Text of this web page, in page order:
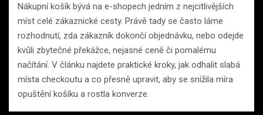
Nákupní košík bývá na e-shopech jedním z nejcitlivějších
míst celé zákaznické cesty. Právě tady se často láme
rozhodnutí, zda zákazník dokončí objednávku, nebo odejde
kvůli zbytečné překážce, nejasné ceně či pomalému
načítání. V článku najdete praktické kroky, jak odhalit slabá
místa checkoutu a co přesně upravit, aby se snížila míra
opuštění košíku a rostla konverze.